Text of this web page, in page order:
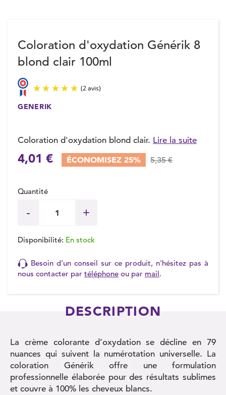
Coloration d'oxydation Générik 8
blond clair 100ml
(2 avis)
GENERIK
Coloration d'oxydation blond clair. Lire la suite
4,01 € ÉCONOMISEZ 25% 5,35 €
Quantité
Disponibilité: En stock
Besoin d'un conseil sur ce produit, n'hésitez pas à
nous contacter par téléphone ou par mail.
DESCRIPTION
La crème colorante d’oxydation se décline en 79
nuances qui suivent la numérotation universelle. La
coloration Générik offre une formulation
professionnelle élaborée pour des résultats sublimes
et couvre à 100% les cheveux blancs.